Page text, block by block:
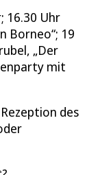
16.30 Uhr
Borneo“; 19
„Der
mit
des